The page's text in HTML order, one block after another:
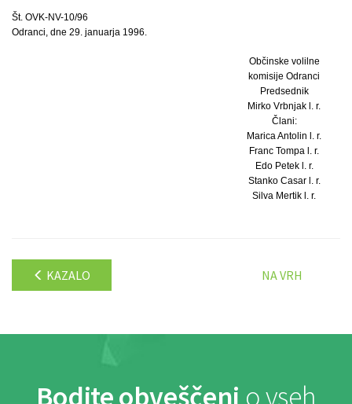
Št. OVK-NV-10/96
Odranci, dne 29. januarja 1996.
Občinske volilne
komisije Odranci
Predsednik
Mirko Vrbnjak l. r.
Člani:
Marica Antolin l. r.
Franc Tompa l. r.
Edo Petek l. r.
Stanko Casar l. r.
Silva Mertik l. r.
KAZALO NA VRH
Bodite obveščeni o vseh